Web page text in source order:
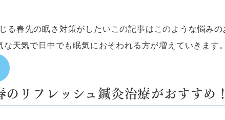
る春先の眠さ対策がしたいこの記事はこのような悩み
天気で日中でも眠気におそわれる方が増えていきます
のリフレッシュ鍼灸治療がおすすめ！